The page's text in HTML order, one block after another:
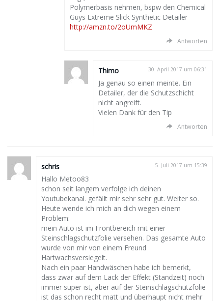
Polymerbasis nehmen, bspw den Chemical
Guys Extreme Slick Synthetic Detailer
http://amzn.to/2oUmMKZ
Antworten
Thimo 30. April 2017 um 06:31
Ja genau so einen meinte. Ein
Detailer, der die Schutzschicht
nicht angreift.
Vielen Dank für den Tip
Antworten
schris 5. Juli 2017 um 15:39
Hallo Metoo83
schon seit langem verfolge ich deinen
Youtubekanal. gefällt mir sehr sehr gut. Weiter so.
Heute wende ich mich an dich wegen einem
Problem:
mein Auto ist im Frontbereich mit einer
Steinschlagschutzfolie versehen. Das gesamte Auto
wurde von mir von einem Freund
Hartwachsversiegelt.
Nach ein paar Handwäschen habe ich bemerkt,
dass zwar auf dem Lack der Effekt (Standzeit) noch
immer super ist, aber auf der Steinschlagschutzfolie
ist das schon recht matt und überhaupt nicht mehr